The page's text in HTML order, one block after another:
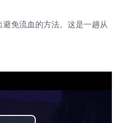
免流血的方法。这是一趟从